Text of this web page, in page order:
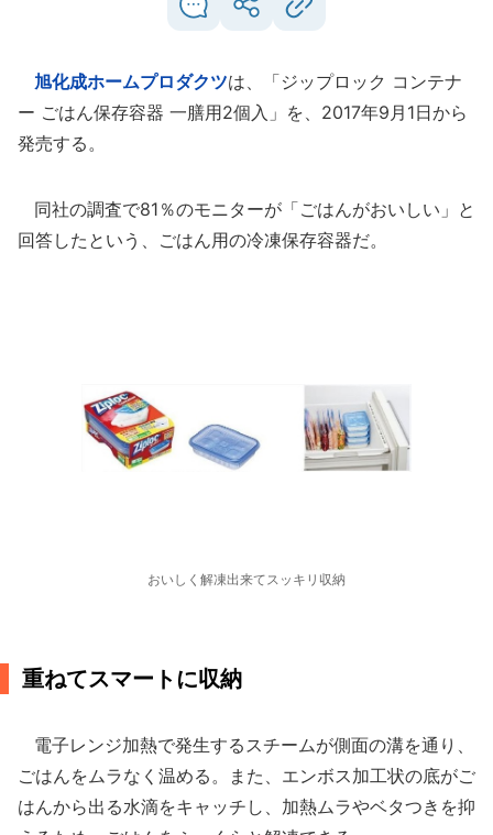
旭化成ホームプロダクツは、「ジップロック コンテナ
ー ごはん保存容器 一膳用2個入」を、2017年9月1日から
発売する。
同社の調査で81％のモニターが「ごはんがおいしい」と
回答したという、ごはん用の冷凍保存容器だ。
おいしく解凍出来てスッキリ収納
重ねてスマートに収納
電子レンジ加熱で発生するスチームが側面の溝を通り、
ごはんをムラなく温める。また、エンボス加工状の底がご
はんから出る水滴をキャッチし、加熱ムラやベタつきを抑